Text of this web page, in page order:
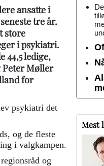
ansatte i
tre år.
store
i psykiatri.
44,5 ledige,
Møller
for
psykiatri det
og de fleste
i valgkampen.
og
Mest